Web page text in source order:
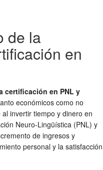
de la
en
certificación en PNL y
económicos como no
invertir tiempo y dinero en
Neuro-Lingüística (PNL) y
de ingresos y
personal y la satisfacción